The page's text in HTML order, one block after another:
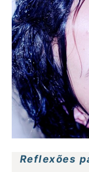
Reflexões